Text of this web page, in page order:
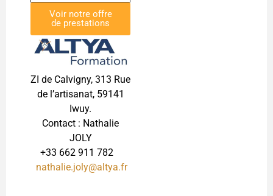
Voir notre offre
de prestations
ZI de Calvigny, 313 Rue
de l’artisanat, 59141
Iwuy.
Contact : Nathalie
JOLY
+33 662 911 782
nathalie.joly@altya.fr